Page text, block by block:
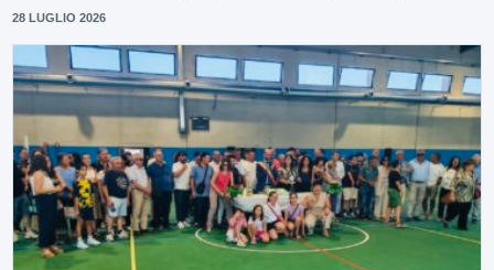
28 LUGLIO 2026